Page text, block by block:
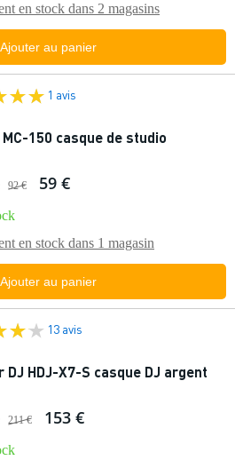
en stock dans 2 magasins
Ajouter au panier
1 avis
150 casque de studio
92 € 59 €
en stock dans 1 magasin
Ajouter au panier
13 avis
DJ HDJ-X7-S casque DJ argent
211 € 153 €